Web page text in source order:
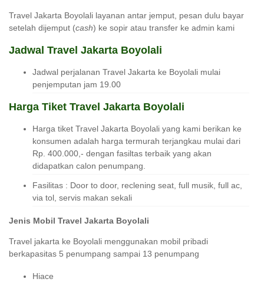
Travel Jakarta Boyolali layanan antar jemput, pesan dulu bayar
setelah dijemput (cash) ke sopir atau transfer ke admin kami
Jadwal Travel Jakarta Boyolali
Jadwal perjalanan Travel Jakarta ke Boyolali mulai
penjemputan jam 19.00
Harga Tiket Travel Jakarta Boyolali
Harga tiket Travel Jakarta Boyolali yang kami berikan ke
konsumen adalah harga termurah terjangkau mulai dari
Rp. 400.000,- dengan fasiltas terbaik yang akan
didapatkan calon penumpang.
Fasilitas : Door to door, reclening seat, full musik, full ac,
via tol, servis makan sekali
Jenis Mobil Travel Jakarta Boyolali
Travel jakarta ke Boyolali menggunakan mobil pribadi
berkapasitas 5 penumpang sampai 13 penumpang
Hiace